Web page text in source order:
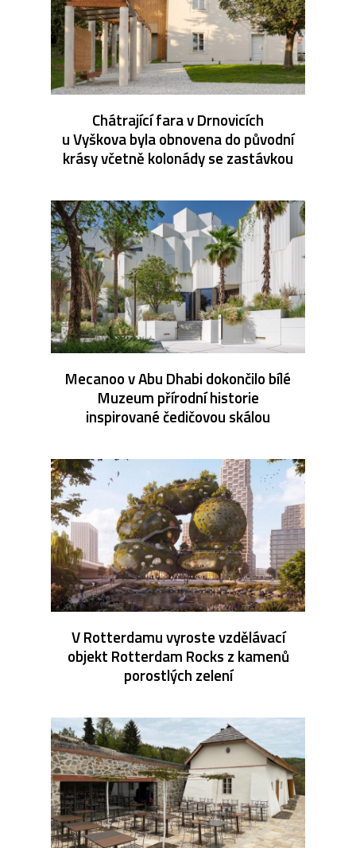
Chátrající fara v Drnovicích
u Vyškova byla obnovena do původní
krásy včetně kolonády se zastávkou
Mecanoo v Abu Dhabi dokončilo bílé
Muzeum přírodní historie
inspirované čedičovou skálou
V Rotterdamu vyroste vzdělávací
objekt Rotterdam Rocks z kamenů
porostlých zelení